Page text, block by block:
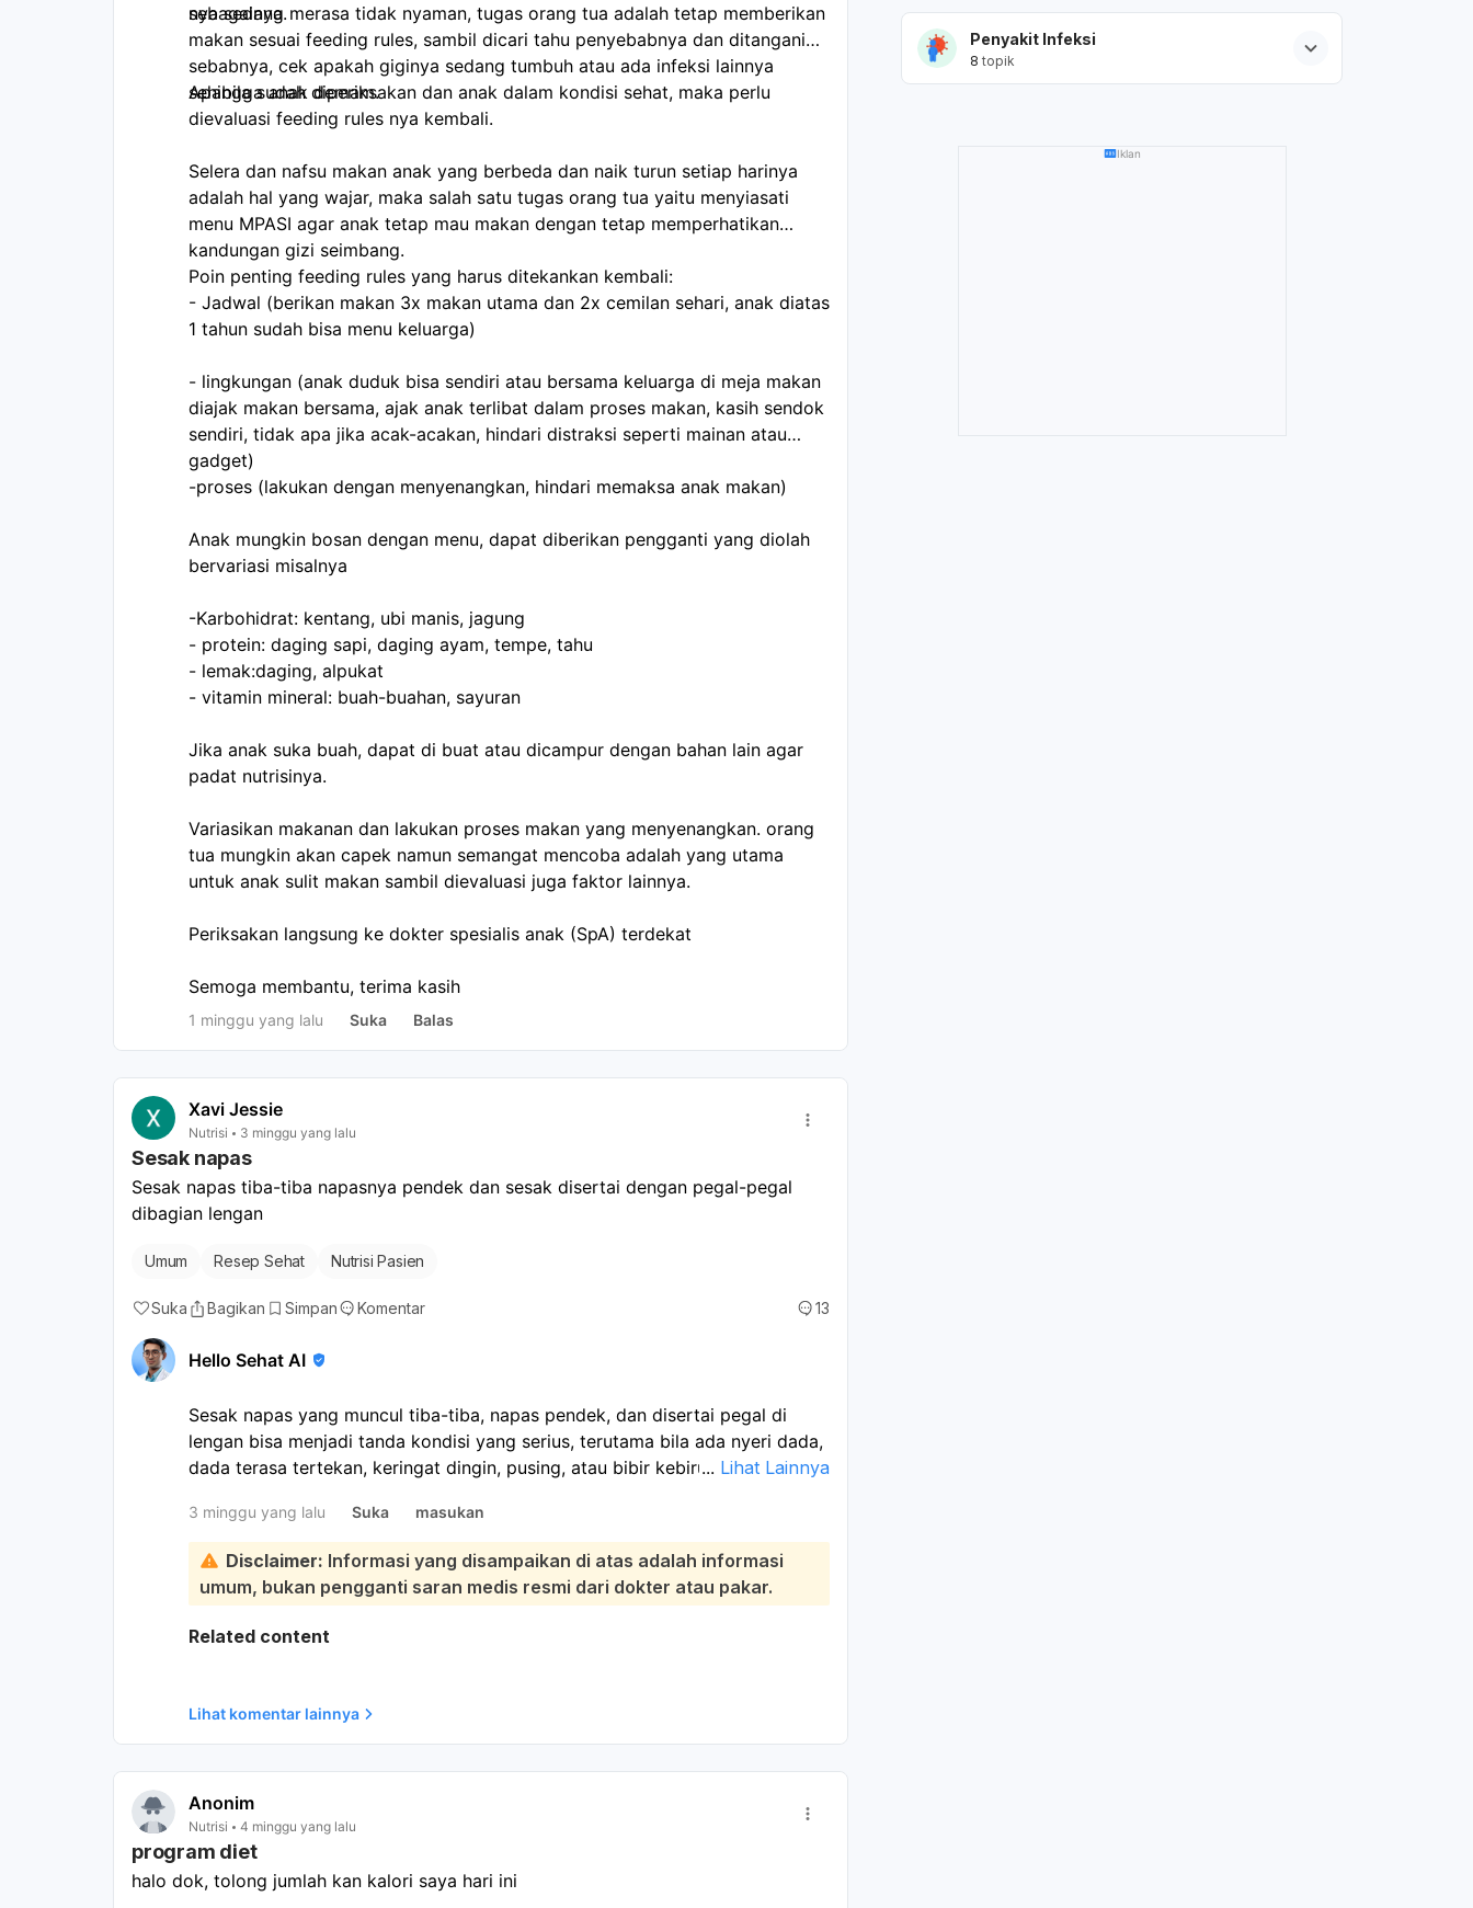
sebagainya.
nya sedang merasa tidak nyaman, tugas orang tua adalah tetap memberikan
makan sesuai feeding rules, sambil dicari tahu penyebabnya dan ditangani
sebabnya, cek apakah giginya sedang tumbuh atau ada infeksi lainnya
sehingga anak demam.
Apabila sudah diperiksakan dan anak dalam kondisi sehat, maka perlu
dievaluasi feeding rules nya kembali.
Selera dan nafsu makan anak yang berbeda dan naik turun setiap harinya
adalah hal yang wajar, maka salah satu tugas orang tua yaitu menyiasati
menu MPASI agar anak tetap mau makan dengan tetap memperhatikan
kandungan gizi seimbang.
Poin penting feeding rules yang harus ditekankan kembali:
- Jadwal (berikan makan 3x makan utama dan 2x cemilan sehari, anak diatas
1 tahun sudah bisa menu keluarga)
- lingkungan (anak duduk bisa sendiri atau bersama keluarga di meja makan
diajak makan bersama, ajak anak terlibat dalam proses makan, kasih sendok
sendiri, tidak apa jika acak-acakan, hindari distraksi seperti mainan atau
gadget)
-proses (lakukan dengan menyenangkan, hindari memaksa anak makan)
Anak mungkin bosan dengan menu, dapat diberikan pengganti yang diolah
bervariasi misalnya
-Karbohidrat: kentang, ubi manis, jagung
- protein: daging sapi, daging ayam, tempe, tahu
- lemak:daging, alpukat
- vitamin mineral: buah-buahan, sayuran
Jika anak suka buah, dapat di buat atau dicampur dengan bahan lain agar
padat nutrisinya.
Variasikan makanan dan lakukan proses makan yang menyenangkan. orang
tua mungkin akan capek namun semangat mencoba adalah yang utama
untuk anak sulit makan sambil dievaluasi juga faktor lainnya.
Periksakan langsung ke dokter spesialis anak (SpA) terdekat
Semoga membantu, terima kasih
1 minggu yang lalu Suka Balas
Xavi Jessie
Nutrisi 3 minggu yang lalu
Sesak napas
Sesak napas tiba-tiba napasnya pendek dan sesak disertai dengan pegal-pegal
dibagian lengan
Umum Resep Sehat Nutrisi Pasien
Suka Bagikan Simpan Komentar 13
Hello Sehat AI
Sesak napas yang muncul tiba-tiba, napas pendek, dan disertai pegal di
lengan bisa menjadi tanda kondisi yang serius, terutama bila ada nyeri dada,
dada terasa tertekan, keringat dingin, pusing, atau bibir kebiruan. Ini perlu
paru-paru, asma, serangan panik, atau reaksi alergi. Jika keluhan sedang
berlangsung, segera ke IGD atau hubungi bantuan medis. Sambil menunggu,
duduk tegak, longgarkan pakaian, dan usahakan berada di tempat dengan
udara baik. Jika punya inhaler atau obat yang memang diresepkan dokter,
gunakan sesuai anjuran.
... Lihat Lainnya
3 minggu yang lalu Suka masukan
Disclaimer: Informasi yang disampaikan di atas adalah informasi
umum, bukan pengganti saran medis resmi dari dokter atau pakar.
Related content
Lihat komentar lainnya
Anonim
Nutrisi 4 minggu yang lalu
program diet
halo dok, tolong jumlah kan kalori saya hari ini
Penyakit Infeksi
8 topik
Iklan